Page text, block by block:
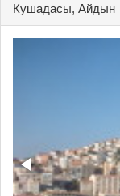
Кушадасы, Айдын